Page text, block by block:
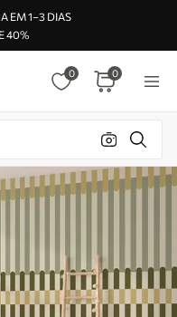
EM 1–3 DIAS
40%
0 0